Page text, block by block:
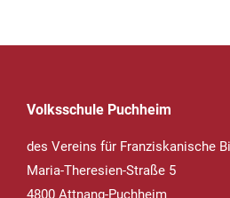
Volksschule Puchheim
des Vereins für Franziskanische
Maria-Theresien-Straße 5
4800 Attnang-Puchheim